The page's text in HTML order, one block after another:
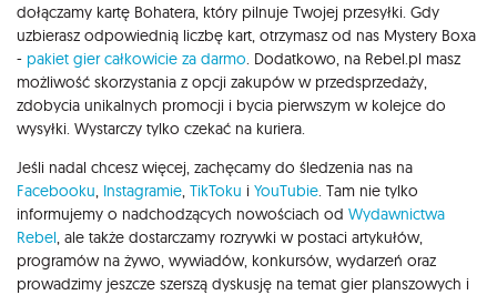
dołączamy kartę Bohatera, który pilnuje Twojej przesyłki. Gdy
uzbierasz odpowiednią liczbę kart, otrzymasz od nas Mystery Boxa
- pakiet gier całkowicie za darmo . Dodatkowo, na Rebel.pl masz
możliwość skorzystania z opcji zakupów w przedsprzedaży,
zdobycia unikalnych promocji i bycia pierwszym w kolejce do
wysyłki. Wystarczy tylko czekać na kuriera.
Jeśli nadal chcesz więcej, zachęcamy do śledzenia nas na
Facebooku Instagramie TikToku i YouTubie . Tam nie tylko
informujemy o nadchodzących nowościach od Wydawnictwa
Rebel , ale także dostarczamy rozrywki w postaci artykułów,
programów na żywo, wywiadów, konkursów, wydarzeń oraz
prowadzimy jeszcze szerszą dyskusję na temat gier planszowych i